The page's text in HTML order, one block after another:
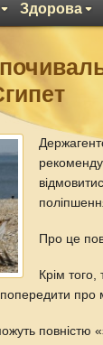
Здорова
Про це
Крім
про
повністю